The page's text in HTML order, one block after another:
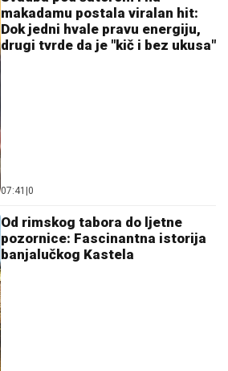
makadamu postala viralan hit:
Dok jedni hvale pravu energiju,
drugi tvrde da je "kič i bez ukusa"
07:41 0
Od rimskog tabora do ljetne
pozornice: Fascinantna istorija
banjalučkog Kastela